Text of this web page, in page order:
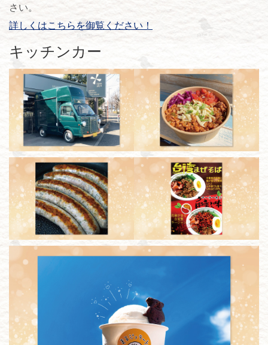
さい。
詳しくはこちらを御覧ください！
キッチンカー